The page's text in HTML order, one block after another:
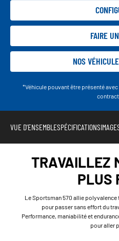
FAIRE
NOS
*Véhicule pouvant être présenté
VUE D'ENSEMBLESPÉCIFICATIONS
TRAVAILLEZ
PLUS
Le Sportsman 570 allie
pour passer sans effort du
Performance, maniabilité et
pour aller